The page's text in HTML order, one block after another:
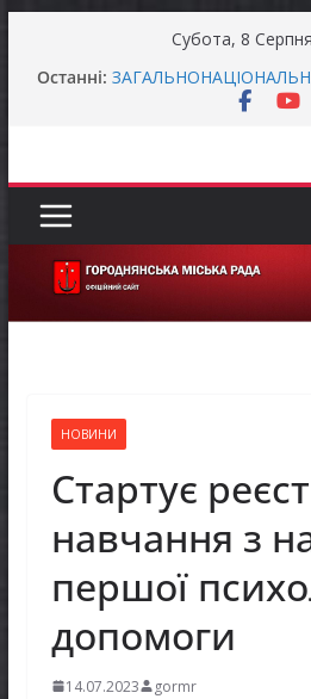
Субота, 8
Останні:
Батьки майбутніх
оформити «Пакунок
реалізації права осіб з
Захищай небо
НОВИНИ
Стартує
навчання з
першої
допомоги
14.07.2023 gormr